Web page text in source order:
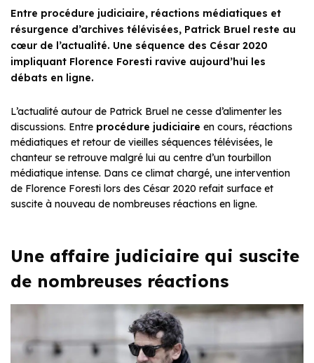
Entre procédure judiciaire, réactions médiatiques et
résurgence d’archives télévisées, Patrick Bruel reste au
cœur de l’actualité. Une séquence des César 2020
impliquant Florence Foresti ravive aujourd’hui les
débats en ligne.
L’actualité autour de Patrick Bruel ne cesse d’alimenter les
discussions. Entre procédure judiciaire en cours, réactions
médiatiques et retour de vieilles séquences télévisées, le
chanteur se retrouve malgré lui au centre d’un tourbillon
médiatique intense. Dans ce climat chargé, une intervention
de Florence Foresti lors des César 2020 refait surface et
suscite à nouveau de nombreuses réactions en ligne.
Une affaire judiciaire qui suscite
de nombreuses réactions